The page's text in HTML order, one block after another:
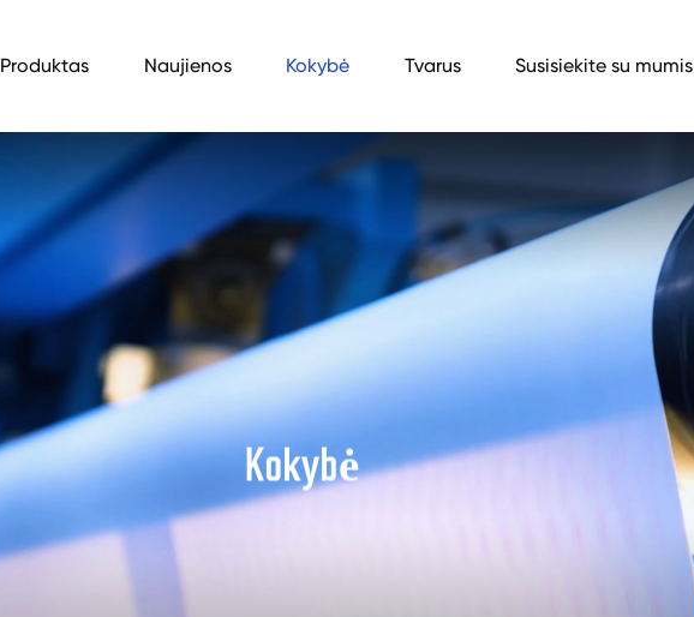
Produktas Naujienos Kokybė Tvarus Susisiekite su mumis
Kokybė